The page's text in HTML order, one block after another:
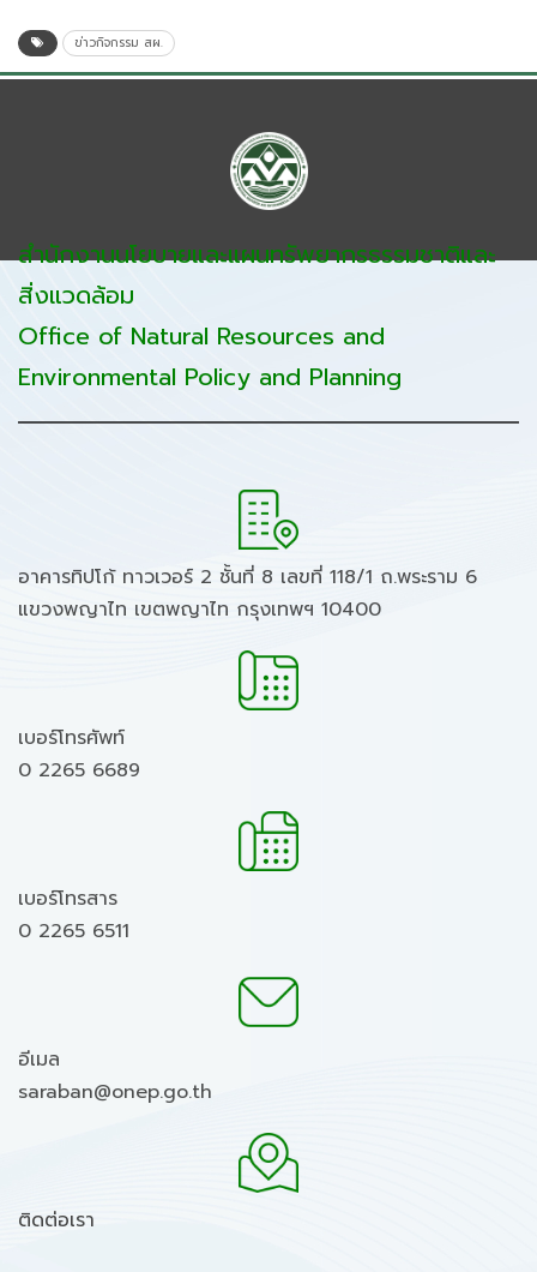
ข่าวกิจกรรม สผ.
สำนักงานนโยบายและแผนทรัพยากรธรรมชาติและ
สิ่งแวดล้อม
Office of Natural Resources and
Environmental Policy and Planning
อาคารทิปโก้ ทาวเวอร์ 2 ชั้นที่ 8 เลขที่ 118/1 ถ.พระราม 6
แขวงพญาไท เขตพญาไท กรุงเทพฯ 10400
เบอร์โทรศัพท์
0 2265 6689
เบอร์โทรสาร
0 2265 6511
อีเมล
saraban@onep.go.th
ติดต่อเรา